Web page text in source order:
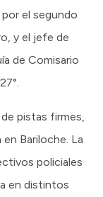
el segundo
y el jefe de
de Comisario
pistas firmes,
Bariloche. La
policiales
en distintos